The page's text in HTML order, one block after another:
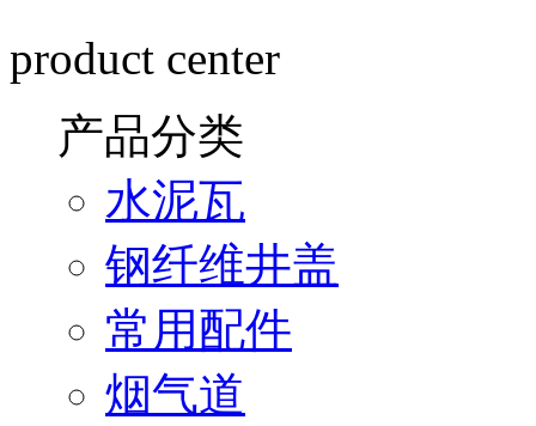
product center
产品分类
水泥瓦
钢纤维井盖
常用配件
烟气道